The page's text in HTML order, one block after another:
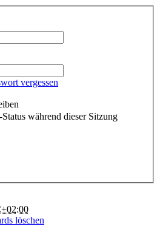
vergessen
während dieser Sitzung
löschen